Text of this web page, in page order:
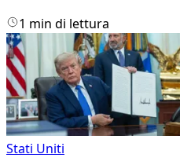
1 min di lettura
Stati Uniti